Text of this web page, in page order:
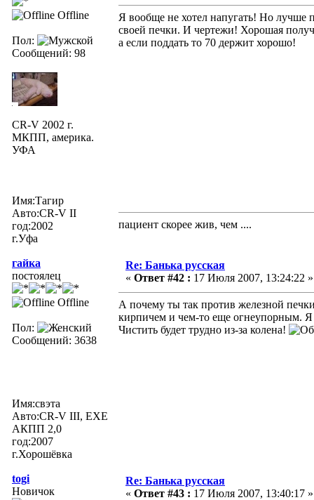
Offline
Пол:
Сообщений: 98
CR-V 2002 г.
МКПП, америка.
УФА
Имя:Тагир
Авто:CR-V II
год:2002
г.Уфа
Я вообще не хотел напугать! Но лучше
своей печки. И чертежи! Хорошая
а если поддать то 70 держит хорошо!
пациент скорее жив, чем ....
гайка
постоялец
Offline
Пол:
Сообщений: 3638
Имя:свэта
Авто:CR-V III, EXE
АКПП 2,0
год:2007
г.Хорошёвка
Re: Банька русская
« Ответ #42 : 17 Июля 2007, 13:24:22 »
А почему ты так против железной
кирпичем и чем-то еще огнеупорным. Я
Чистить будет трудно из-за колена!
togi
Новичок
Re: Банька русская
« Ответ #43 : 17 Июля 2007, 13:40:17 »